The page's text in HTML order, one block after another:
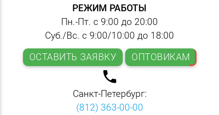
РЕЖИМ РАБОТЫ
Пн.-Пт. с 9:00 до 20:00
Суб./Вс. с 9:00/10:00 до 18:00
ОСТАВИТЬ ЗАЯВКУ
ОПТОВИКАМ
local_phone
Санкт-Петербург:
(812) 363-00-00